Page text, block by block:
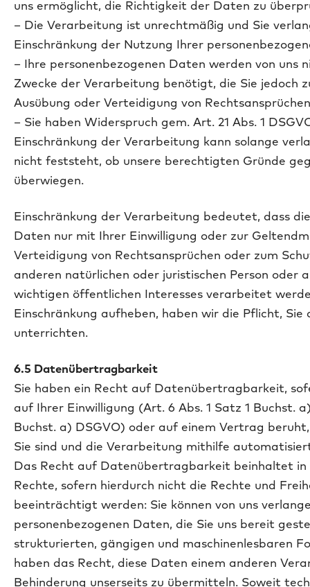
uns ermöglicht, die Richtigkeit der Daten zu
– Die Verarbeitung ist unrechtmäßig und Sie
Einschränkung der Nutzung Ihrer
– Ihre personenbezogenen Daten werden von uns
Zwecke der Verarbeitung benötigt, die Sie jedoch
Ausübung oder Verteidigung von
– Sie haben Widerspruch gem. Art. 21 Abs. 1
Einschränkung der Verarbeitung kann solange
nicht feststeht, ob unsere berechtigten Gründe
überwiegen.
Einschränkung der Verarbeitung bedeutet, dass
Daten nur mit Ihrer Einwilligung oder zur
Verteidigung von Rechtsan­sprüchen oder zum
anderen natürlichen oder juristischen Person oder
wichtigen öffentlichen Interesses verarbeitet
Einschränkung aufheben, haben wir die Pflicht, Sie
unterrichten.
6.5 Datenübertragbarkeit
Sie haben ein Recht auf Datenübertragbarkeit,
auf Ihrer Einwilligung (Art. 6 Abs. 1 Satz 1 Buchst.
Buchst. a) DSGVO) oder auf einem Vertrag
Sie sind und die Verarbeitung mithilfe
Das Recht auf Datenübertragbarkeit beinhaltet in
Rechte, sofern hierdurch nicht die Rechte und
beeinträchtigt werden: Sie können von uns
personenbezogenen Daten, die Sie uns bereit
strukturierten, gängigen und maschinenlesbaren
haben das Recht, diese Daten einem anderen
Behinderung unserseits zu übermitteln. Soweit